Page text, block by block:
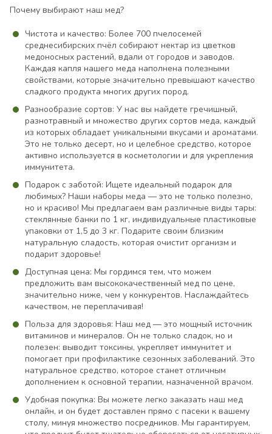
Почему выбирают наш мед?
Чистота и качество: Более 700 пчелосемей
среднесибирских пчёл собирают нектар из цветков
медоносных растений, вдали от городов и заводов.
Каждая капля нашего меда наполнена полезными
свойствами, которые значительно превышают качество
сладкого продукта многих других пород.
Разнообразие сортов: У нас вы найдете гречишный,
разнотравный и множество других сортов меда, каждый
из которых обладает уникальными вкусами и ароматами.
Это не только десерт, но и целебное средство, которое
активно используется в косметологии и для укрепления
иммунитета.
Подарок с заботой: Ищете идеальный подарок для
любимых? Наши наборы меда — это не только полезно,
но и красиво! Мы предлагаем вам различные виды тары:
стеклянные банки по 1 кг, индивидуальные пластиковые
упаковки от 1,5 до 3 кг. Подарите своим близким
натуральную сладость, которая очистит организм и
подарит здоровье!
Доступная цена: Мы гордимся тем, что можем
предложить вам высококачественный мед по цене,
значительно ниже, чем у конкурентов. Наслаждайтесь
качеством, не переплачивая!
Польза для здоровья: Наш мед — это мощный источник
витаминов и минералов. Он не только сладок, но и
полезен: выводит токсины, укрепляет иммунитет и
помогает при профилактике сезонных заболеваний. Это
натуральное средство, которое станет отличным
дополнением к основной терапии, назначенной врачом.
Удобная покупка: Вы можете легко заказать наш мед
онлайн, и он будет доставлен прямо с пасеки к вашему
столу, минуя множество посредников. Мы гарантируем,